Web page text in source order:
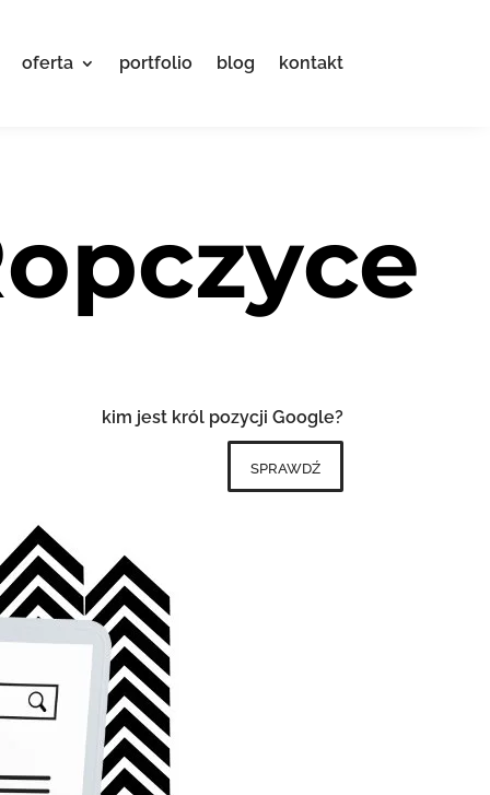
oferta portfolio blog kontakt
kim jest król pozycji Google?
sprawdź